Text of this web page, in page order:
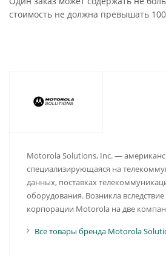
стоимость не должна превышать
Motorola Solutions, Inc. —
специализирующаяся на
данных, поставках
оборудования. Возникла
корпорации Motorola на две
Все товары бренда Motorola